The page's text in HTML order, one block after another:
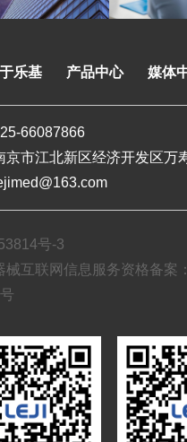
乐基 产品中心 媒体
66087866
京市江北新区经济开发区万
号-3
械互联网信息服务资格备案